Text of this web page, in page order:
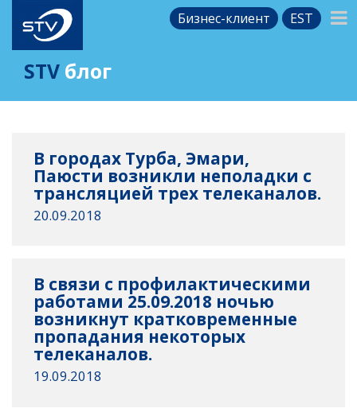
Бизнес-клиент EST
STV блог
В городах Турба, Эмари,
Паюсти возникли неполадки с
трансляцией трех телеканалов.
20.09.2018
В связи с профилактическими
работами 25.09.2018 ночью
возникнут кратковременные
пропадания некоторых
телеканалов.
19.09.2018